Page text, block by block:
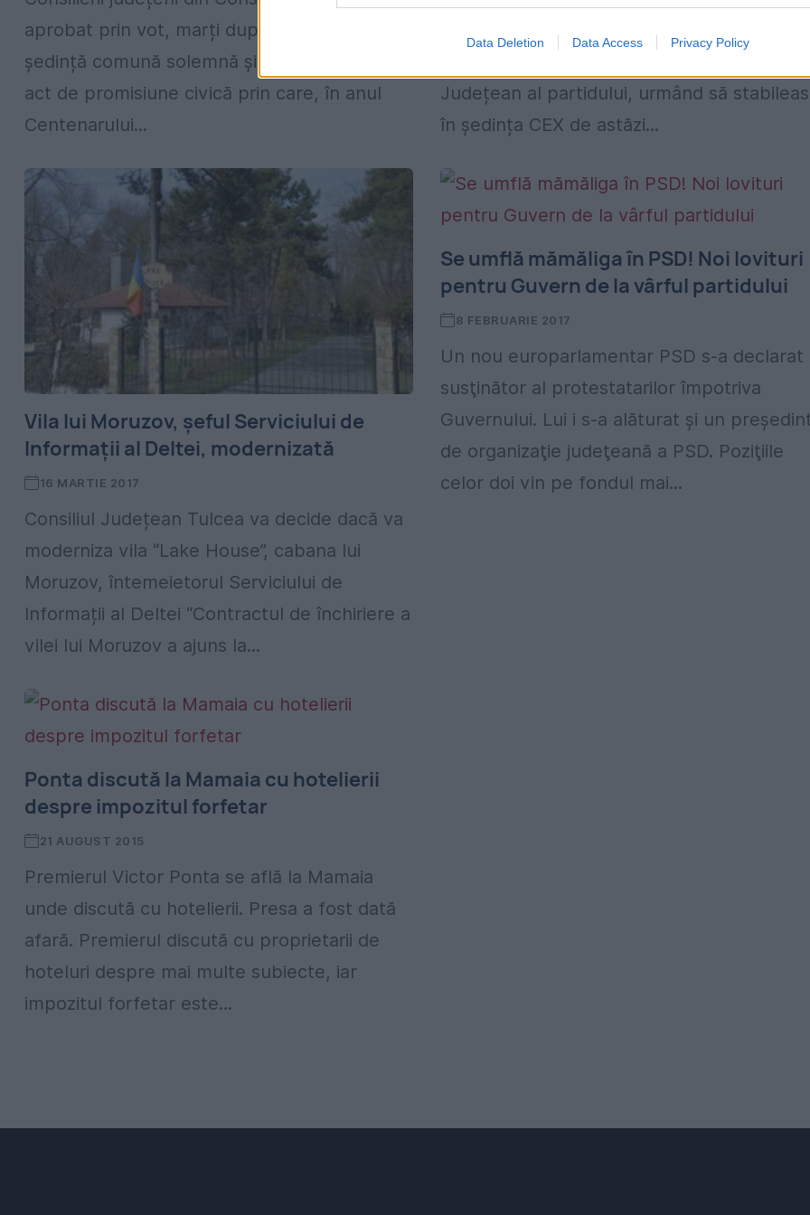
Data Deletion Data Access Privacy Policy
aprobat prin vot, marți după amiază, într-o
ședință comună solemnă și în premieră, un
act de promisiune civică prin care, în anul
Centenarului...
a plecat la București cu un mandat în alb
Județean al partidului, urmând să
în ședința CEX de astăzi...
Vila lui Moruzov, şeful Serviciului de
Informaţii al Deltei, modernizată
16 MARTIE 2017
Consiliul Județean Tulcea va decide dacă va
moderniza vila “Lake House”, cabana lui
Moruzov, întemeietorul Serviciului de
Informații al Deltei “Contractul de închiriere a
vilei lui Moruzov a ajuns la...
Se umflă mămăliga în PSD! Noi lovituri
pentru Guvern de la vârful partidului
8 FEBRUARIE 2017
Un nou europarlamentar PSD s-a declarat
susţinător al protestatarilor împotriva
Guvernului. Lui i s-a alăturat şi un
de organizaţie judeţeană a PSD. Poziţiile
celor doi vin pe fondul mai...
Ponta discută la Mamaia cu hotelierii
despre impozitul forfetar
21 AUGUST 2015
Premierul Victor Ponta se află la Mamaia
unde discută cu hotelierii. Presa a fost dată
afară. Premierul discută cu proprietarii de
hoteluri despre mai multe subiecte, iar
impozitul forfetar este...